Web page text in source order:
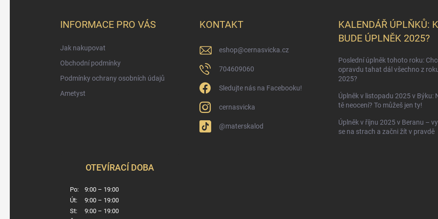
INFORMACE PRO VÁS
Jak nakupovat
Obchodní podmínky
Podmínky ochrany osobních údajů
Ametyst
KONTAKT
eshop@cernasvicka.cz
704609060
Sledujte nás na Facebooku!
cernasvicka
@materskalod
KALENDÁŘ ÚPLŇKŮ:
BUDE ÚPLNĚK 2025?
Poslední úplněk tohoto roku:
opravdu tahat dál všechno z
2025?
Úplněk v listopadu 2025 v Býku:
tě neocení? To můžeš jen ty!
Úplněk v říjnu 2025 v Beranu –
se na strach a začni žít v pravdě
OTEVÍRACÍ DOBA
Po:
9:00 – 19:00
Út:
9:00 – 19:00
St:
9:00 – 19:00